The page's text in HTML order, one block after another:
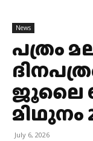
News
പത്രം
ജൂലൈ 6,
മിഥുനം
July 6, 2026